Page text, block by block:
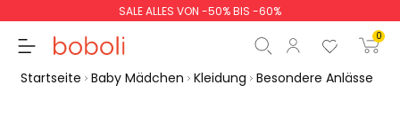
SALE ALLES VON -50% BIS -60%
0
Startseite Baby Mädchen Kleidung Besondere Anlässe